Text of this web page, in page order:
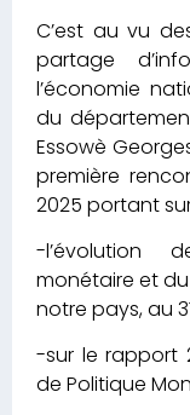
C’est au vu
partage
l’économie
du
Essowè
première
2025 portant
-l’évolution
monétaire et
notre pays, au
-sur le rapport
de Politique